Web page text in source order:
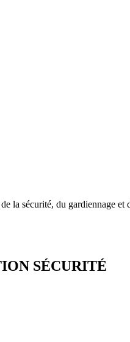
la sécurité, du gardiennage et
SÉCURITÉ